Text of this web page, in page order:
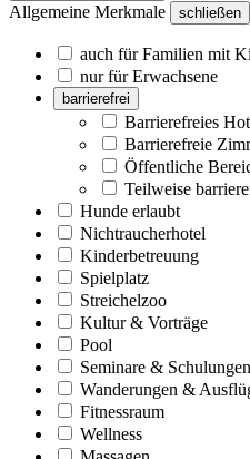
Allgemeine Merkmale schließen
auch für Familien mit
nur für Erwachsene
barrierefrei
Barrierefreies
Barrierefreie
Öffentliche
Teilweise
Hunde erlaubt
Nichtraucherhotel
Kinderbetreuung
Spielplatz
Streichelzoo
Kultur & Vorträge
Pool
Seminare & Schulungen
Wanderungen &
Fitnessraum
Wellness